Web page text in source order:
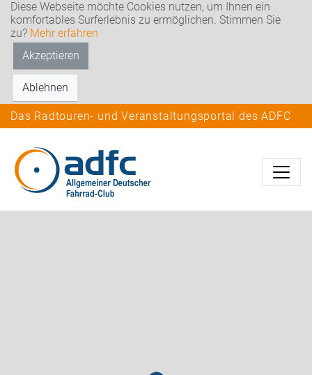
Diese Webseite möchte Cookies nutzen, um Ihnen ein
komfortables Surferlebnis zu ermöglichen. Stimmen Sie
zu? Mehr erfahren
Akzeptieren
Ablehnen
Das Radtouren- und Veranstaltungsportal des ADFC